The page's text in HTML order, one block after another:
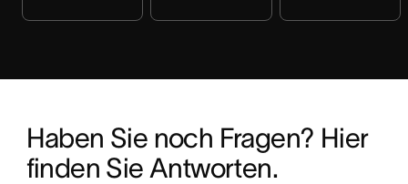
Haben Sie noch Fragen? Hier
finden Sie Antworten.